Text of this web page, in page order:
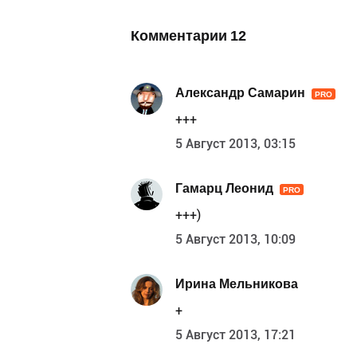
Комментарии 12
Александр Самарин PRO
+++
5 Август 2013, 03:15
Гамарц Леонид PRO
+++)
5 Август 2013, 10:09
Ирина Мельникова
+
5 Август 2013, 17:21